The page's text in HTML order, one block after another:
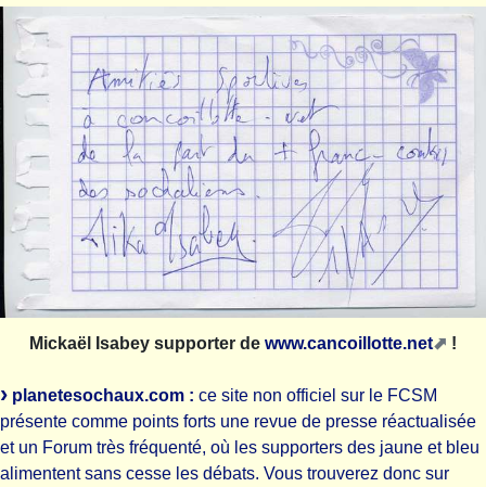
Mickaël Isabey supporter de www.cancoillotte.net !
planetesochaux.com : ce site non officiel sur le FCSM
présente comme points forts une revue de presse réactualisée
et un Forum très fréquenté, où les supporters des jaune et bleu
alimentent sans cesse les débats. Vous trouverez donc sur